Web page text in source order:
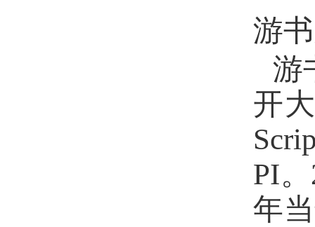
游
游
开
PI。
年